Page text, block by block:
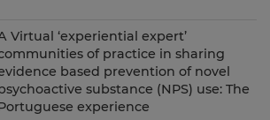
Virtual ‘experiential expert’
of practice in sharing
based prevention of novel
substance (NPS) use: The
experience